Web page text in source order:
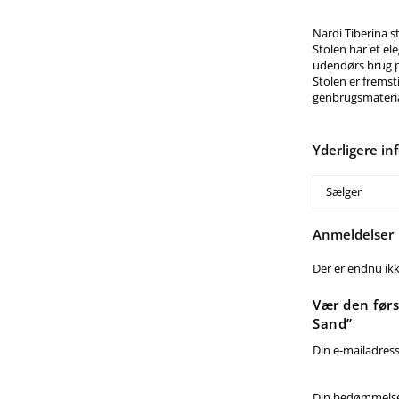
Nardi Tiberina
Stolen har et
udendørs brug
Stolen er
Yderligere
Sælger
Anmeldelser
Der er endnu
Vær den
Sand”
Din e-